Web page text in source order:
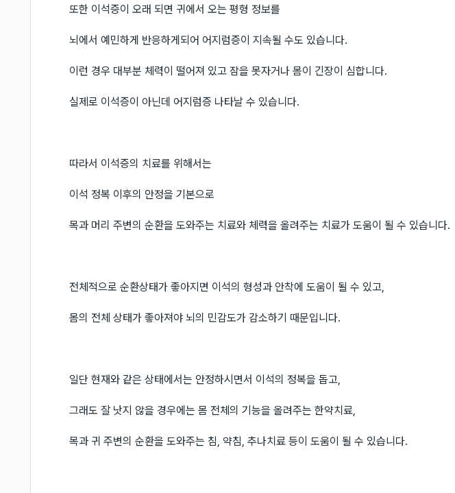
또한 이석증이 오래 되면 귀에서 오는 평형 정보를
뇌에서 예민하게 반응하게되어 어지럼증이 지속될 수도 있습니다.
이런 경우 대부분 체력이 떨어져 있고 잠을 못자거나 몸이 긴장이 심합니다.
실제로 이석증이 아닌데 어지럼증 나타날 수 있습니다.
따라서 이석증의 치료를 위해서는
이석 정복 이후의 안정을 기본으로
목과 머리 주변의 순환을 도와주는 치료와 체력을 올려주는 치료가 도움이 될 수 있습니다.
전체적으로 순환상태가 좋아지면 이석의 형성과 안착에 도움이 될 수 있고,
몸의 전체 상태가 좋아져야 뇌의 민감도가 감소하기 때문입니다.
일단 현재와 같은 상태에서는 안정하시면서 이석의 정복을 돕고,
그래도 잘 낫지 않을 경우에는 몸 전체의 기능을 올려주는 한약치료,
목과 귀 주변의 순환을 도와주는 침, 약침, 추나치료 등이 도움이 될 수 있습니다.